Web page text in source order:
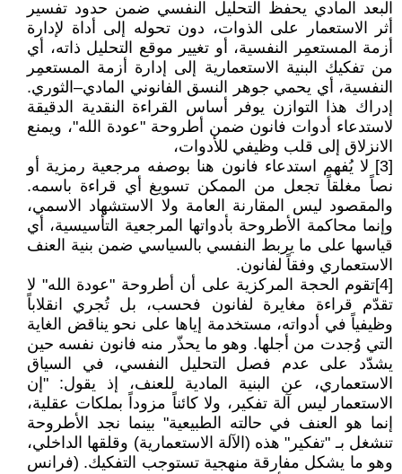
البعد المادي يحفظ التحليل النفسي ضمن حدود تفسير
أثر الاستعمار على الذوات، دون تحوله إلى أداة لإدارة
أزمة المستعمِر النفسية، أو تغيير موقع التحليل ذاته، أي
من تفكيك البنية الاستعمارية إلى إدارة أزمة المستعمِر
النفسية، أي يحمي جوهر النسق الفانوني المادي–الثوري.
إدراك هذا التوازن يوفر أساس القراءة النقدية الدقيقة
لاستدعاء أدوات فانون ضمن أطروحة "عودة الله"، ويمنع
الانزلاق إلى قلب وظيفي للأدوات،
[3] لا يُفهم استدعاء فانون هنا بوصفه مرجعية رمزية أو
نصاً مغلقاً تجعل من الممكن تسويغ أي قراءة باسمه.
والمقصود ليس المقارنة العامة ولا الاستشهاد الاسمي،
وإنما محاكمة الأطروحة بأدواتها المرجعية التأسيسية، أي
قياسها على ما يربط النفسي بالسياسي ضمن بنية العنف
الاستعماري وفقاً لفانون.
[4]تقوم الحجة المركزية على أن أطروحة "عودة الله" لا
تقدّم قراءة مغايرة لفانون فحسب، بل تُجري انقلاباً
وظيفياً في أدواته، مستخدمة إياها على نحو يناقض الغاية
التي وُجدت من أجلها. وهو ما يحذّر منه فانون نفسه حين
يشدّد على عدم فصل التحليل النفسي، في السياق
الاستعماري، عن البنية المادية للعنف، إذ يقول: "إن
الاستعمار ليس آلة تفكير، ولا كائناً مزوداً بملكات عقلية،
إنما هو العنف في حالته الطبيعية" بينما نجد الأطروحة
تنشغل بـ "تفكير" هذه (الآلة الاستعمارية) وقلقها الداخلي،
وهو ما يشكل مفارقة منهجية تستوجب التفكيك. (فرانس